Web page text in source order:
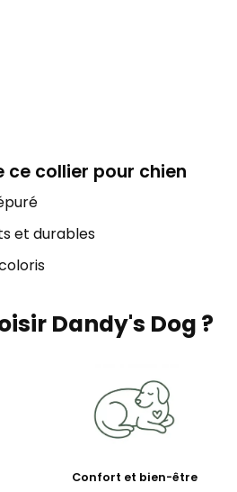
ce collier pour chien
et durables
Dandy's Dog ?
Confort et bien-être